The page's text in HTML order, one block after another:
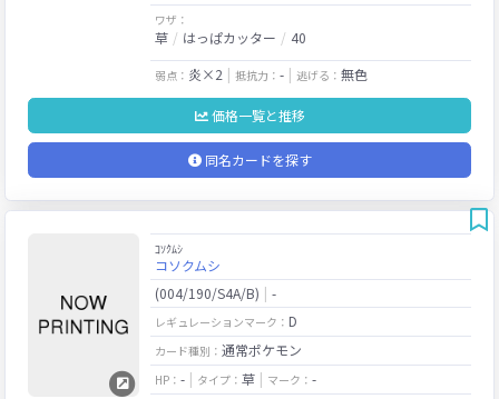
ワザ：
草 はっぱカッター 40
弱点： 炎×2 抵抗力： - 逃げる： 無色
価格一覧と推移
同名カードを探す
ｺｿｸﾑｼ
コソクムシ
(004/190/S4A/B)
-
レギュレーションマーク： D
カード種別： 通常ポケモン
HP： - タイプ： 草 マーク： -